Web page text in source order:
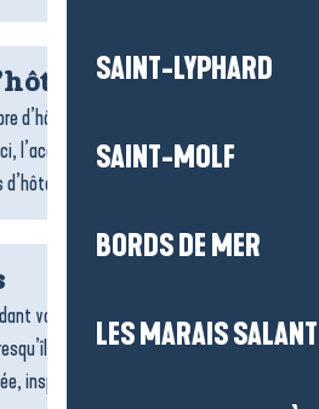
SAINT-LYPHARD
SAINT-MOLF
BORDS DE MER
LES MARAIS
d’hôtes sur la destination La Baule-
l’accueil chaleureux, la convivialité
font toute la...
votre séjour ? Les restaurants de
de Guérande vous invitent à
inspirée par...